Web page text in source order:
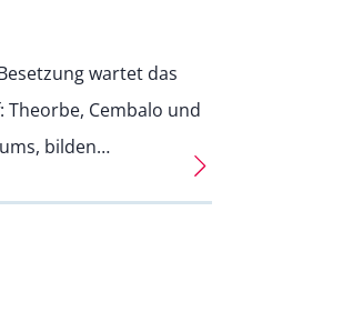
wartet das
Theorbe, Cembalo und
bilden…